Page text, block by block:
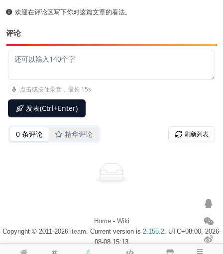
欢迎在评论区写下你对这篇文章的看法。
评论
Home- Wiki
Copyright © 2011-2026 iteam. Current version is 2.155.2. UTC+08:00, 2026-
08-08 15:13
浙ICP备14020137号-1
$Map of visitor$